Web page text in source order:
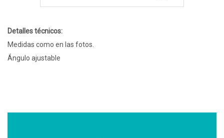
Detalles técnicos:
Medidas como en las fotos.
Ángulo ajustable